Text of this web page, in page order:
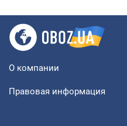
О компании
Правовая информация